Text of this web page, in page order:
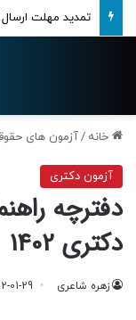
تمدید مهلت ارسال
خانه /آزمون های
آزمون دکتری
دفترچه
دکتری 1402
زهره شاعری 01-29